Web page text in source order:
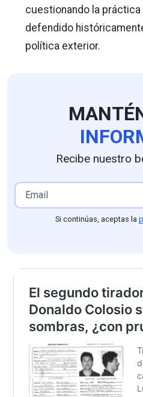
cuestionando la
defendido
política exterior.
Recibe nuestro
Si continúas, aceptas la